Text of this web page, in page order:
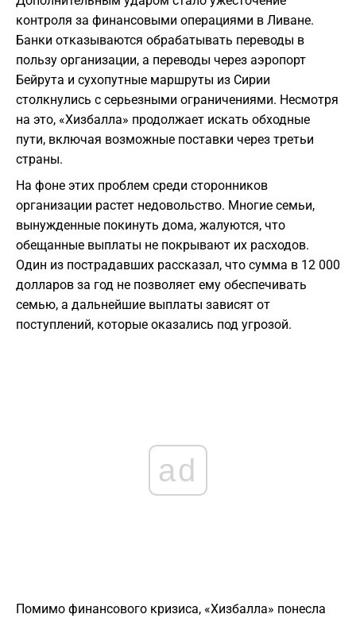
контроля за финансовыми операциями в Ливане.
Банки отказываются обрабатывать переводы в
пользу организации, а переводы через аэропорт
Бейрута и сухопутные маршруты из Сирии
столкнулись с серьезными ограничениями. Несмотря
на это, «Хизбалла» продолжает искать обходные
пути, включая возможные поставки через третьи
страны.
На фоне этих проблем среди сторонников
организации растет недовольство. Многие семьи,
вынужденные покинуть дома, жалуются, что
обещанные выплаты не покрывают их расходов.
Один из пострадавших рассказал, что сумма в 12 000
долларов за год не позволяет ему обеспечивать
семью, а дальнейшие выплаты зависят от
поступлений, которые оказались под угрозой.
ad
Помимо финансового кризиса, «Хизбалла» понесла